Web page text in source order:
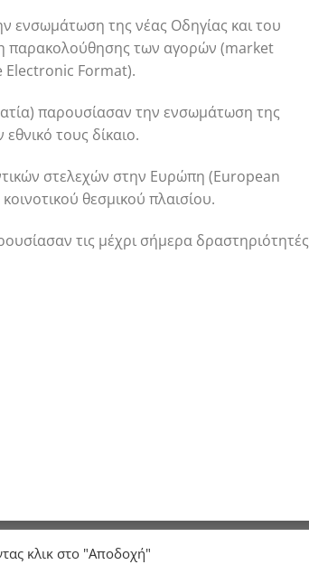
ενσωμάτωση της νέας Οδηγίας και του
παρακολούθησης των αγορών (market
Electronic Format).
παρουσίασαν την ενσωμάτωση της
τους δίκαιο.
στελεχών στην Ευρώπη (European
θεσμικού πλαισίου.
τις μέχρι σήμερα δραστηριότητές
κλικ στο "Αποδοχή"